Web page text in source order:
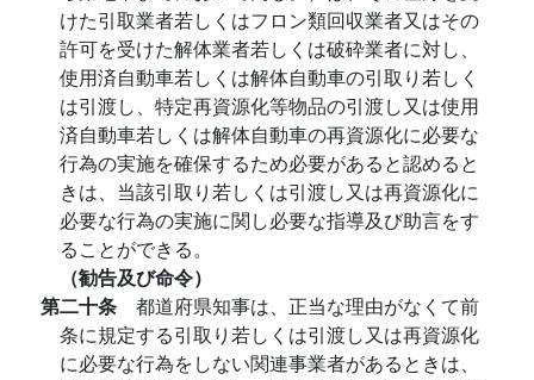
けた引取業者若しくはフロン類回収業者又はその
許可を受けた解体業者若しくは破砕業者に対し、
使用済自動車若しくは解体自動車の引取り若しく
は引渡し、特定再資源化等物品の引渡し又は使用
済自動車若しくは解体自動車の再資源化に必要な
行為の実施を確保するため必要があると認めると
きは、当該引取り若しくは引渡し又は再資源化に
必要な行為の実施に関し必要な指導及び助言をす
ることができる。
（勧告及び命令）
第二十条 都道府県知事は、正当な理由がなくて前
条に規定する引取り若しくは引渡し又は再資源化
に必要な行為をしない関連事業者があるときは、